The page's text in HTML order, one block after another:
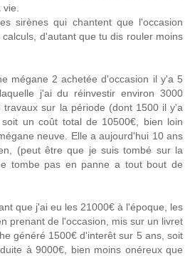
sirènes qui chantent que l'occasion
d'autant que tu dis rouler moins
mégane 2 achetée d'occasion il y'a 5
j'ai du réinvestir environ 3000
travaux sur la période (dont 1500 il y'a
un coût total de 10500€, bien loin
neuve. Elle a aujourd'hui 10 ans
(peut être que je suis tombé sur la
tombe pas en panne a tout bout de
que j'ai eu les 21000€ à l'époque, les
prenant de l'occasion, mis sur un livret
généré 1500€ d'interêt sur 5 ans, soit
à 9000€, bien moins onéreux que